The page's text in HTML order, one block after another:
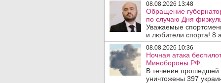
08.08.2026 13:48
Обращение
по случаю Дня
Уважаемые
и любители спорта! 8
08.08.2026 10:36
Ночная атака
Минобороны РФ.
В течение
уничтожены 397